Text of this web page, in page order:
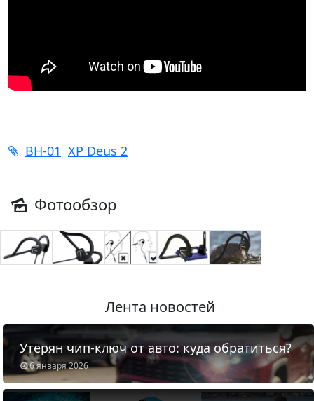
BH-01 XP Deus 2
Фотообзор
Лента новостей
6 января 2026
Утерян чип-ключ от авто: куда обратиться?